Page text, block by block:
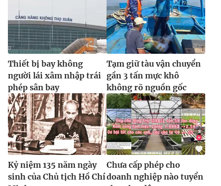
Thiết bị bay không
người lái xâm nhập trái
phép sân bay
Tạm giữ tàu vận chuyển
gần 3 tấn mực khô
không rõ nguồn gốc
Kỷ niệm 135 năm ngày
sinh của Chủ tịch Hồ Chí
Chưa cấp phép cho
doanh nghiệp nào tuyển